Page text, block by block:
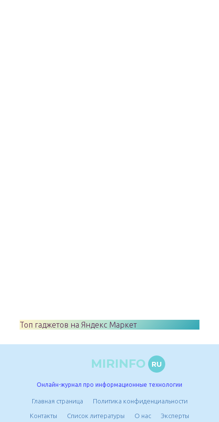
Топ гаджетов на Яндекс Маркет
MIRINFO RU
Онлайн-журнал про информационные технологии
Главная страница Политика конфиденциальности
Контакты Список литературы О нас Эксперты